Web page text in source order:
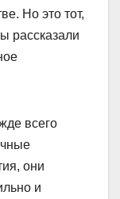
Но это тот,
рассказали
всего
они
и